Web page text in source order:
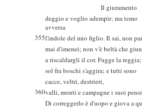
Il giuramento
deggio e voglio adempir; ma temo
avversa
355l'indole del mio figlio. Il sai, non
mai d'imenei; non v'è beltà che
a riscaldargli il cor. Fugge la reggia;
sol fra boschi s'aggira; e tutti sono
cacce, veltri, destrieri,
360valli, monti e campagne i suoi
Di correggerlo è d'uopo e giova a